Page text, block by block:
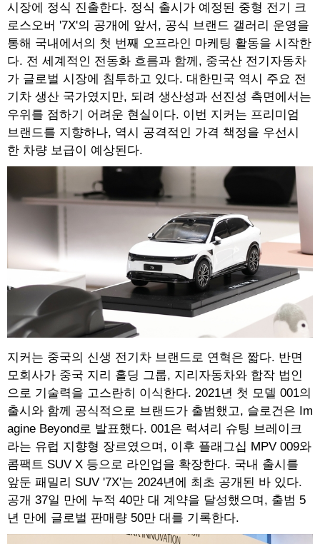
시장에 정식 진출한다. 정식 출시가 예정된 중형 전기 크
로스오버 '7X'의 공개에 앞서, 공식 브랜드 갤러리 운영을
통해 국내에서의 첫 번째 오프라인 마케팅 활동을 시작한
다. 전 세계적인 전동화 흐름과 함께, 중국산 전기자동차
가 글로벌 시장에 침투하고 있다. 대한민국 역시 주요 전
기차 생산 국가였지만, 되려 생산성과 선진성 측면에서는
우위를 점하기 어려운 현실이다. 이번 지커는 프리미엄
브랜드를 지향하나, 역시 공격적인 가격 책정을 우선시
한 차량 보급이 예상된다.
지커는 중국의 신생 전기차 브랜드로 연혁은 짧다. 반면
모회사가 중국 지리 홀딩 그룹, 지리자동차와 합작 법인
으로 기술력을 고스란히 이식한다. 2021년 첫 모델 001의
출시와 함께 공식적으로 브랜드가 출범했고, 슬로건은 Im
agine Beyond로 발표했다. 001은 럭셔리 슈팅 브레이크
라는 유럽 지향형 장르였으며, 이후 플래그십 MPV 009와
콤팩트 SUV X 등으로 라인업을 확장한다. 국내 출시를
앞둔 패밀리 SUV '7X'는 2024년에 최초 공개된 바 있다.
공개 37일 만에 누적 40만 대 계약을 달성했으며, 출범 5
년 만에 글로벌 판매량 50만 대를 기록한다.